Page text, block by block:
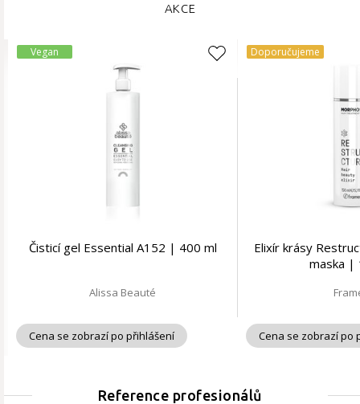
AKCE
Vegan
Čisticí gel Essential A152 | 400 ml
Alissa Beauté
Cena se zobrazí po přihlášení
Doporučujeme
Elixír krásy
maska |
Cena se zobrazí po
Reference profesionálů